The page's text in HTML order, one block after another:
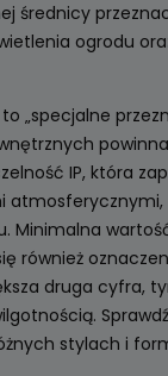
średnicy
ogrodu
„specjalne
IP, która
atmosferycznymi,
Minimalna
również
druga cyfra,
stylach i